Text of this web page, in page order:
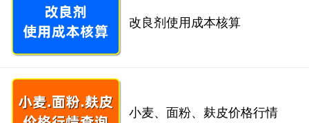
改良剂使用成本核算
小麦、面粉、麸皮价格行情